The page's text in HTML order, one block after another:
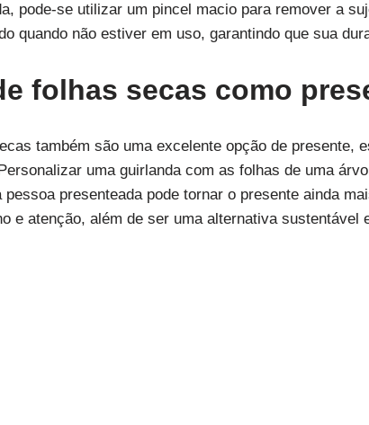
pode-se utilizar um pincel macio para remover a
quando não estiver em uso, garantindo que sua
folhas secas como
também são uma excelente opção de presente,
uma guirlanda com as folhas de uma
pessoa presenteada pode tornar o presente ainda
e atenção, além de ser uma alternativa sustentável